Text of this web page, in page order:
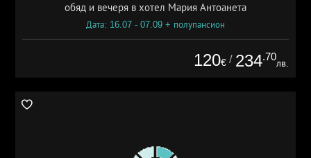
обяд и вечеря в хотел Мария Антоанета
Дата: 16.07 - 07.09 + полупансион
120€ / 234.70
лв.